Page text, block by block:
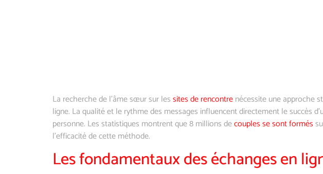
La recherche de l’âme sœur sur lessites de rencontrenécessite une approche
ligne. La qualité et le rythme des messages influencent directement le succès
personne. Les statistiques montrent que 8 millions decouples se sont formés
l’efficacité de cette méthode.
Les fondamentaux des échanges en